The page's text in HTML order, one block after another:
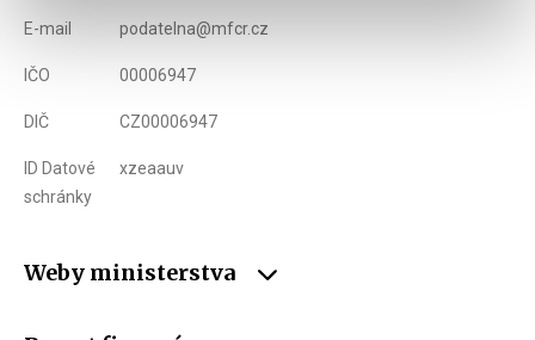
E-mail podatelna@mfcr.cz
IČO 00006947
DIČ CZ00006947
ID Datové
schránky
xzeaauv
Weby ministerstva